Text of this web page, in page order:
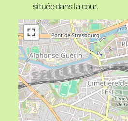
située dans la cour.